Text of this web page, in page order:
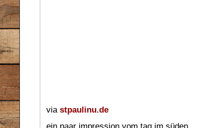
via stpaulinu.de
ein paar impression vom tag im süden…